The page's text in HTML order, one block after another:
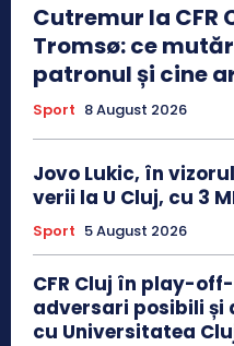
Cutremur la CFR
Tromsø: ce
patronul și cine
Sport 8 August 2026
Jovo Lukic, în
verii la U Cluj, cu 3
Sport 5 August 2026
CFR Cluj în play-
adversari posibili
cu Universitatea